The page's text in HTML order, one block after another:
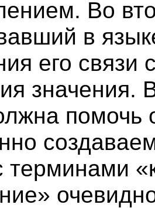
Во
в
его
значения.
помочь
терминами